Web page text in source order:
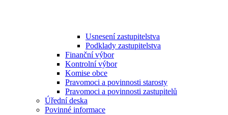
Usnesení zastupitelstva
Podklady zastupitelstva
Finanční výbor
Kontrolní výbor
Komise obce
Pravomoci a povinnosti starosty
Pravomoci a povinnosti zastupitelů
Úřední deska
Povinné informace